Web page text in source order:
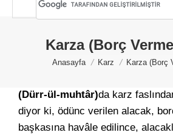
Karza (Borç
You are here:
Anasayfa Karz Karza (Borç
(Dürr-ül-muhtâr)da karz
diyor ki, ödünc verilen alacak,
başkasına havâle edilince,